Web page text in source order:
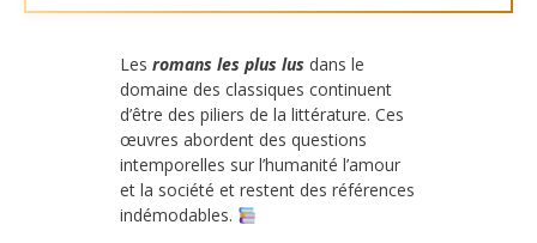
Les romans les plus lus dans le
domaine des classiques continuent
d’être des piliers de la littérature. Ces
œuvres abordent des questions
intemporelles sur l’humanité l’amour
et la société et restent des références
indémodables.